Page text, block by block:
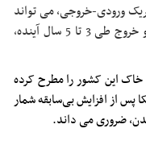
ورودی-خروجی، می تواند
در تمام فرودگاه ها و بنادر تجاری برای ورود و خروج طی 3 تا 5 سال آینده،
خاک این کشور را مطرح کرده
پس از افزایش بی‌سابقه شمار
ضروری می داند.